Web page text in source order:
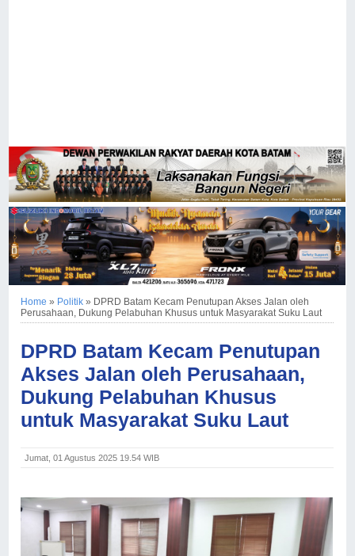
Home » Politik » DPRD Batam Kecam Penutupan Akses Jalan oleh
Perusahaan, Dukung Pelabuhan Khusus untuk Masyarakat Suku Laut
DPRD Batam Kecam Penutupan
Akses Jalan oleh Perusahaan,
Dukung Pelabuhan Khusus
untuk Masyarakat Suku Laut
Jumat, 01 Agustus 2025 19.54 WIB